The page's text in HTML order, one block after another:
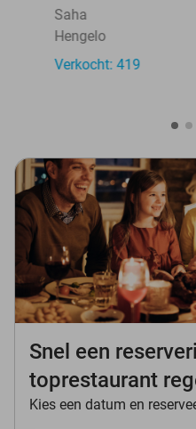
Saha
Hengelo
Verkocht: 419
Snel een
toprestaurant
Kies een datum en